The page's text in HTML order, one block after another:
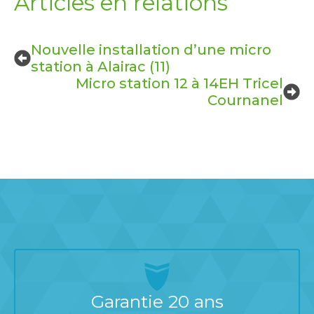
Nouvelle installation d’une micro
station à Alairac (11)
Micro station 12 à 14EH Tricel
Cournanel
Garantie 20 ans